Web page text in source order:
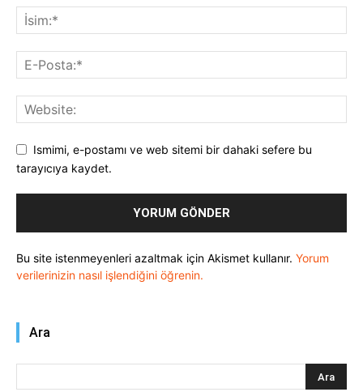
Ismimi, e-postamı ve web sitemi bir dahaki sefere bu
tarayıcıya kaydet.
Bu site istenmeyenleri azaltmak için Akismet kullanır. Yorum
verilerinizin nasıl işlendiğini öğrenin.
Ara